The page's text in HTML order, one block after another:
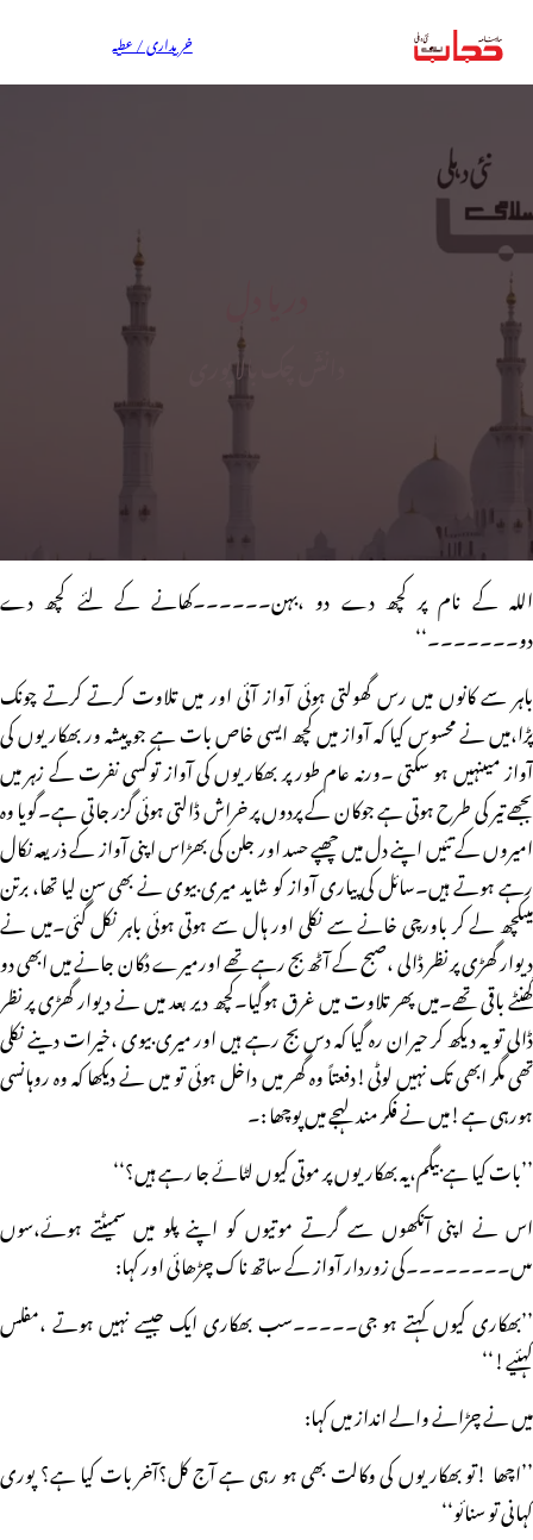
خریداری / عطیہ
دانشؔ چک بالا پوری
اللہ کے نام پر کچھ دے دو ،بہن۔۔۔۔۔۔کھانے کے لئے کچھ دے
دو۔۔۔۔۔۔۔‘‘
باہر سے کانوں میں رس گھولتی ہوئی آواز آئی اور میں تلاوت کرتے کرتے چونک
پڑا،میں نے محسوس کیا کہ آواز میں کچھ ایسی خاص بات ہے جو پیشہ ور بھکاریوں کی
آواز میںنہیں ہو سکتی ۔ورنہ عام طور پر بھکاریوں کی آواز توکسی نفرت کے زہر میں
بجھے تیر کی طرح ہوتی ہے جوکان کے پردوں پر خراش ڈالتی ہوئی گزر جاتی ہے۔گویا وہ
امیروں کے تئیں اپنے دل میں چھپے حسد اور جلن کی بھڑاس اپنی آواز کے ذریعہ نکال
رہے ہوتے ہیں۔سائل کی پیاری آواز کو شاید میری بیوی نے بھی سن لیا تھا، برتن
میںکچھ لے کر باورچی خانے سے نکلی اور ہال سے ہوتی ہوئی باہر نکل گئی۔میں نے
دیوار گھڑی پر نظر ڈالی ،صبح کے آٹھ بج رہے تھے اورمیرے دُکان جانے میں ابھی دو
گھنٹے باقی تھے۔میں پھر تلاوت میں غرق ہوگیا۔کچھ دیر بعد میں نے دیوار گھڑی پر نظر
ڈالی تو یہ دیکھ کر حیران رہ گیا کہ دس بج رہے ہیں اور میری بیوی ،خیرات دینے نکلی
تھی مگر ابھی تک نہیں لوٹی!دفعتاً وہ گھر میں داخل ہوئی تو میں نے دیکھا کہ وہ روہانسی
ہورہی ہے!میں نے فکر مند لہجے میں پوچھا :۔
’’بات کیا ہے بیگم،یہ بھکاریوں پر موتی کیوں لٹائے جا رہے ہیں؟‘‘
اس نے اپنی آنکھوں سے گرتے موتیوں کو اپنے پلو میں سمیٹتے ہوئے،سوں
ںںں۔۔۔۔۔۔۔۔کی زوردار آواز کے ساتھ ناک چڑھائی اور کہا:
’’بھکاری کیوں کہتے ہو جی۔۔۔۔۔سب بھکاری ایک جیسے نہیں ہوتے ،مفلس
کہئیے!‘‘
میں نے چڑانے والے انداز میں کہا:
’’اچھا !تو بھکاریوں کی وکالت بھی ہو رہی ہے آج کل؟آخر بات کیا ہے؟ پوری
کہانی تو سنائو‘‘